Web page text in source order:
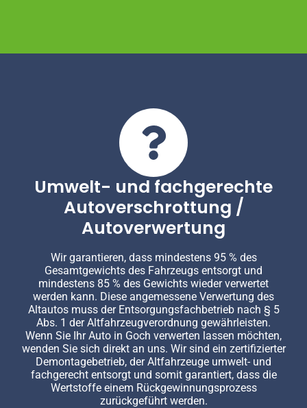
Umwelt- und fachgerechte
Autoverschrottung /
Autoverwertung
Wir garantieren, dass mindestens 95 % des
Gesamtgewichts des Fahrzeugs entsorgt und
mindestens 85 % des Gewichts wieder verwertet
werden kann. Diese angemessene Verwertung des
Altautos muss der Entsorgungsfachbetrieb nach § 5
Abs. 1 der Altfahrzeugverordnung gewährleisten.
Wenn Sie Ihr Auto in Goch verwerten lassen möchten,
wenden Sie sich direkt an uns. Wir sind ein zertifizierter
Demontagebetrieb, der Altfahrzeuge umwelt- und
fachgerecht entsorgt und somit garantiert, dass die
Wertstoffe einem Rückgewinnungsprozess
zurückgeführt werden.